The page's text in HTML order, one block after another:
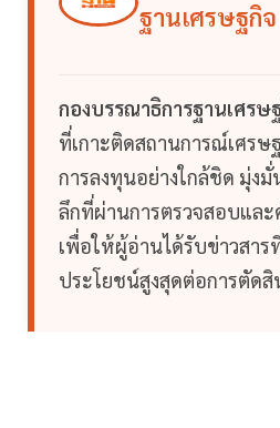
ฐานเศรษฐกิจ
กองบรรณาธิการฐานเศรษ
ที่เกาะติดสถานการณ์เศรษ
การลงทุนอย่างใกล้ชิด มุ่ง
ลึกที่ผ่านการตรวจสอบและ
เพื่อให้ผู้อ่านได้รับข่าวสา
ประโยชน์สูงสุดต่อการตัดสิ